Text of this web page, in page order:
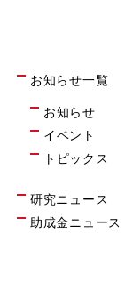
お知らせ一覧
お知らせ
イベント
トピックス
研究ニュース
助成金ニュース